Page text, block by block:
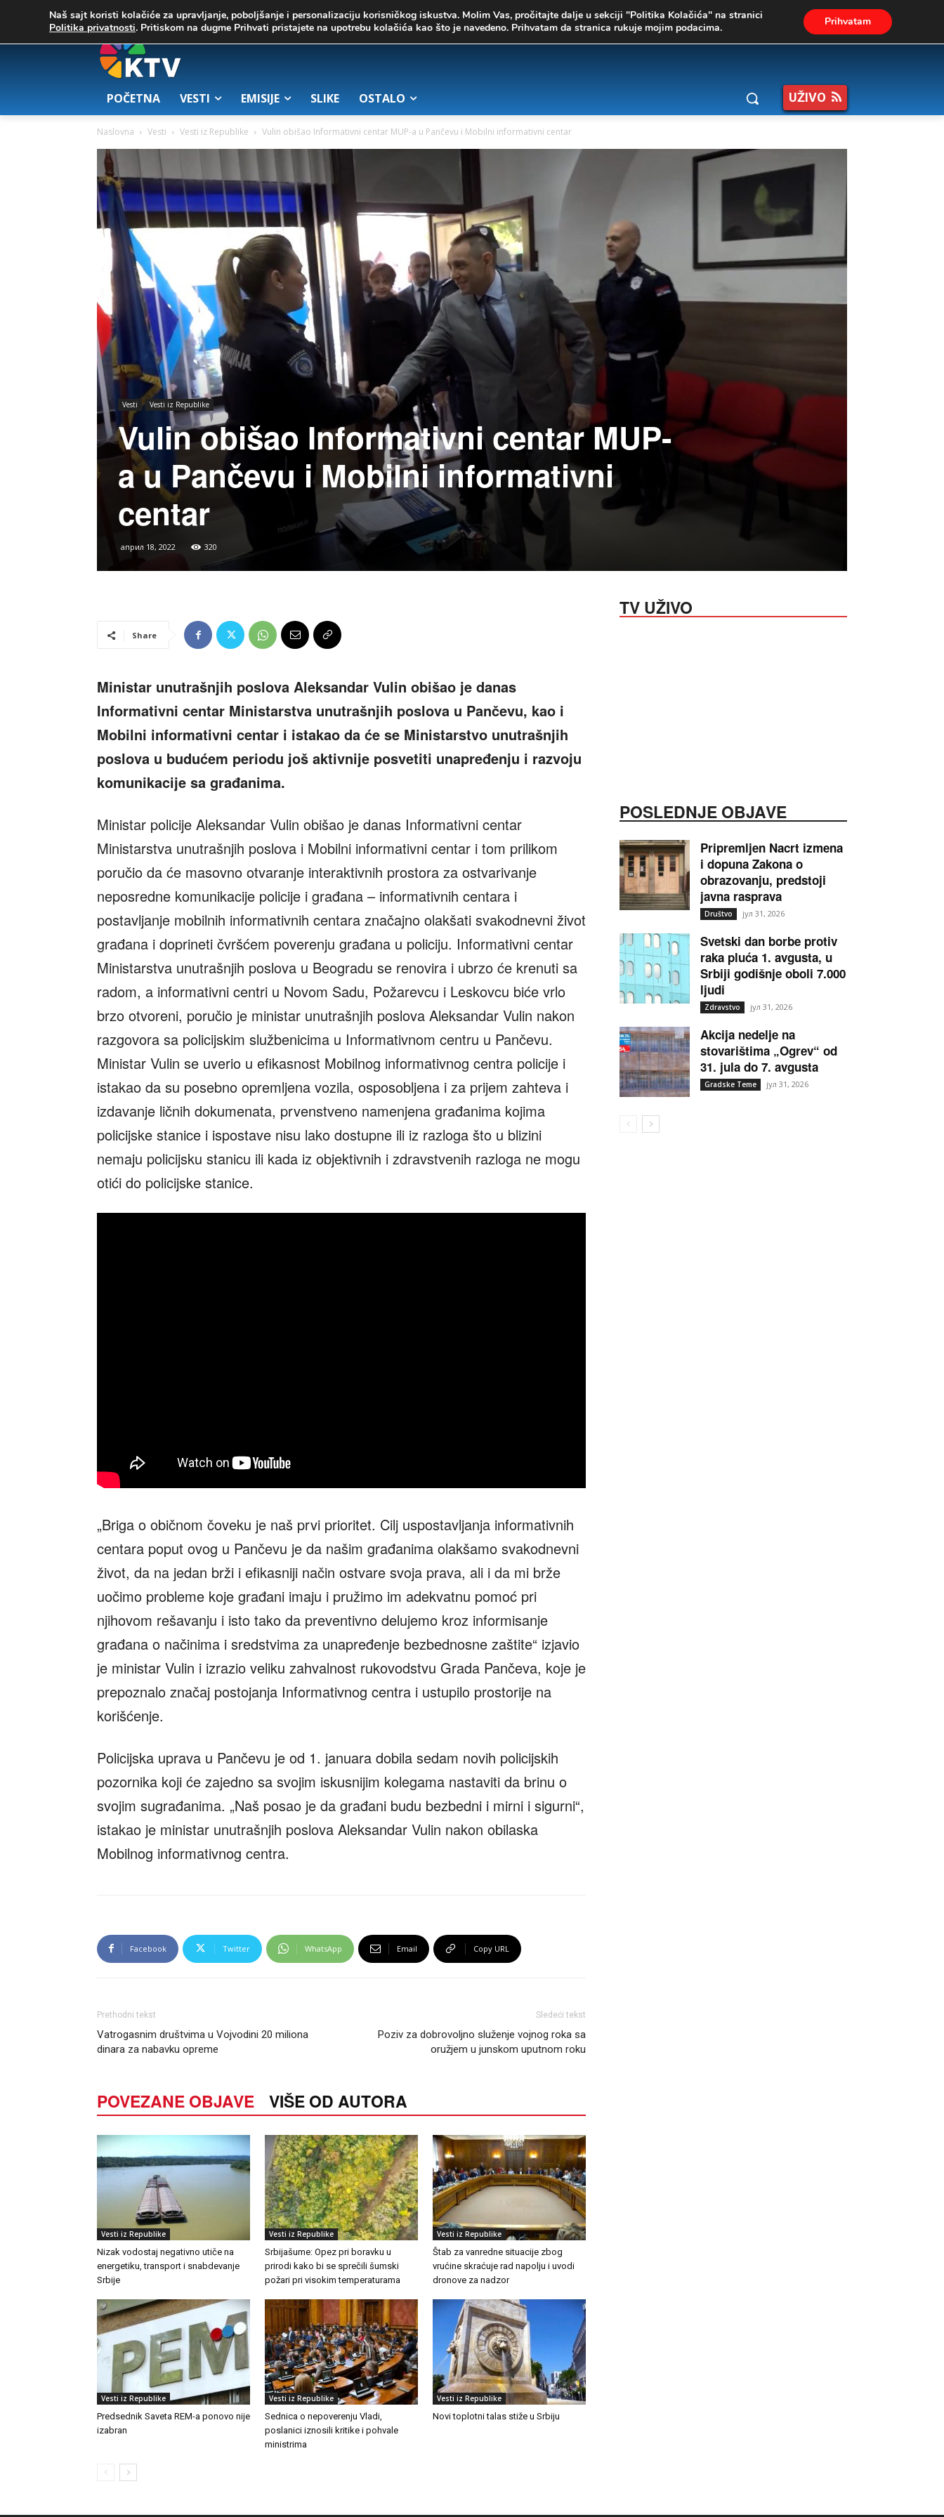
25.7 Zrenjanin 02. август 2026.
POČETNA VESTI EMISIJE SLIKE OSTALO UŽIVO
Naslovna Vesti Vesti iz Republike Vulin obišao Informativni centar MUP-a u Pančevu i Mobilni informativni centar
Vesti Vesti iz Republike
Vulin obišao Informativni centar MUP-
a u Pančevu i Mobilni informativni
centar
април 18, 2022 320
Share
Ministar unutrašnjih poslova Aleksandar Vulin obišao je danas
Informativni centar Ministarstva unutrašnjih poslova u Pančevu, kao i
Mobilni informativni centar i istakao da će se Ministarstvo unutrašnjih
poslova u budućem periodu još aktivnije posvetiti unapređenju i razvoju
komunikacije sa građanima.
Ministar policije Aleksandar Vulin obišao je danas Informativni centar
Ministarstva unutrašnjih poslova i Mobilni informativni centar i tom prilikom
poručio da će masovno otvaranje interaktivnih prostora za ostvarivanje
neposredne komunikacije policije i građana – informativnih centara i
postavljanje mobilnih informativnih centara značajno olakšati svakodnevni život
građana i doprineti čvršćem poverenju građana u policiju. Informativni centar
Ministarstva unutrašnjih poslova u Beogradu se renovira i ubrzo će krenuti sa
radom, a informativni centri u Novom Sadu, Požarevcu i Leskovcu biće vrlo
brzo otvoreni, poručio je ministar unutrašnjih poslova Aleksandar Vulin nakon
razgovora sa policijskim službenicima u Informativnom centru u Pančevu.
Ministar Vulin se uverio u efikasnost Mobilnog informativnog centra policije i
istakao da su posebno opremljena vozila, osposobljena i za prijem zahteva i
izdavanje ličnih dokumenata, prvenstveno namenjena građanima kojima
policijske stanice i ispostave nisu lako dostupne ili iz razloga što u blizini
nemaju policijsku stanicu ili kada iz objektivnih i zdravstvenih razloga ne mogu
otići do policijske stanice.
„Briga o običnom čoveku je naš prvi prioritet. Cilj uspostavljanja informativnih
centara poput ovog u Pančevu je da našim građanima olakšamo svakodnevni
život, da na jedan brži i efikasniji način ostvare svoja prava, ali i da mi brže
uočimo probleme koje građani imaju i pružimo im adekvatnu pomoć pri
njihovom rešavanju i isto tako da preventivno delujemo kroz informisanje
građana o načinima i sredstvima za unapređenje bezbednosne zaštite“ izjavio
je ministar Vulin i izrazio veliku zahvalnost rukovodstvu Grada Pančeva, koje je
prepoznalo značaj postojanja Informativnog centra i ustupilo prostorije na
korišćenje.
Policijska uprava u Pančevu je od 1. januara dobila sedam novih policijskih
pozornika koji će zajedno sa svojim iskusnijim kolegama nastaviti da brinu o
svojim sugrađanima. „Naš posao je da građani budu bezbedni i mirni i sigurni“,
istakao je ministar unutrašnjih poslova Aleksandar Vulin nakon obilaska
Mobilnog informativnog centra.
Facebook Twitter WhatsApp Email Copy URL
Prethodni tekst
Vatrogasnim društvima u Vojvodini 20 miliona
dinara za nabavku opreme
Sledeći tekst
Poziv za dobrovoljno služenje vojnog roka sa
oružjem u junskom uputnom roku
POVEZANE OBJAVE VIŠE OD AUTORA
Vesti iz Republike
Nizak vodostaj negativno utiče na
energetiku, transport i snabdevanje
Srbije
Vesti iz Republike
Srbijašume: Opez pri boravku u
prirodi kako bi se sprečili šumski
požari pri visokim temperaturama
Vesti iz Republike
Štab za vanredne situacije zbog
vrućine skraćuje rad napolju i uvodi
dronove za nadzor
Vesti iz Republike
Predsednik Saveta REM-a ponovo nije
izabran
Vesti iz Republike
Sednica o nepoverenju Vladi,
poslanici iznosili kritike i pohvale
ministrima
Vesti iz Republike
Novi toplotni talas stiže u Srbiju
TV UŽIVO
POSLEDNJE OBJAVE
Pripremljen Nacrt izmena
i dopuna Zakona o
obrazovanju, predstoji
javna rasprava
Društvo јул 31, 2026
Svetski dan borbe protiv
raka pluća 1. avgusta, u
Srbiji godišnje oboli 7.000
ljudi
Zdravstvo јул 31, 2026
Akcija nedelje na
stovarištima „Ogrev“ od
31. jula do 7. avgusta
Gradske Teme јул 31, 2026
Naš sajt koristi kolačiće za upravljanje, poboljšanje i personalizaciju korisničkog iskustva. Molim Vas, pročitajte dalje u sekciji "Politika Kolačića" na stranici
Politika privatnosti. Pritiskom na dugme Prihvati pristajete na upotrebu kolačića kao što je navedeno. Prihvatam da stranica rukuje mojim podacima. Prihvatam